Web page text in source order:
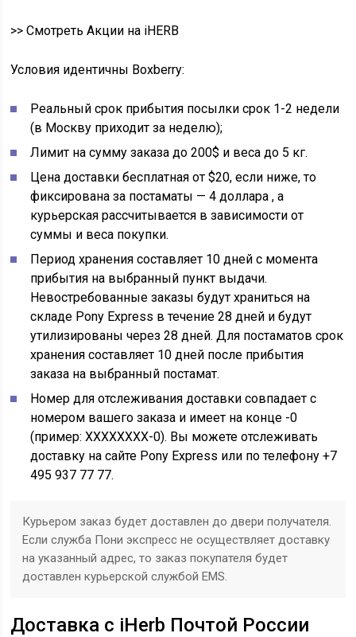
>> Смотреть Акции на iHERB
Условия идентичны Boxberry:
Реальный срок прибытия посылки срок 1-2 недели
(в Москву приходит за неделю);
Лимит на сумму заказа до 200$ и веса до 5 кг.
Цена доставки бесплатная от $20, если ниже, то
фиксирована за постаматы — 4 доллара , а
курьерская рассчитывается в зависимости от
суммы и веса покупки.
Период хранения составляет 10 дней с момента
прибытия на выбранный пункт выдачи.
Невостребованные заказы будут храниться на
складе Pony Express в течение 28 дней и будут
утилизированы через 28 дней. Для постаматов срок
хранения составляет 10 дней после прибытия
заказа на выбранный постамат.
Номер для отслеживания доставки совпадает с
номером вашего заказа и имеет на конце -0
(пример: XXXXXXXX-0). Вы можете отслеживать
доставку на сайте Pony Express или по телефону +7
495 937 77 77.
Курьером заказ будет доставлен до двери получателя.
Если служба Пони экспресс не осуществляет доставку
на указанный адрес, то заказ покупателя будет
доставлен курьерской службой EMS.
Доставка с iHerb Почтой России